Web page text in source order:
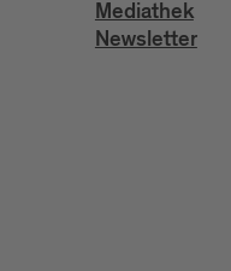
Mediathek
Newsletter